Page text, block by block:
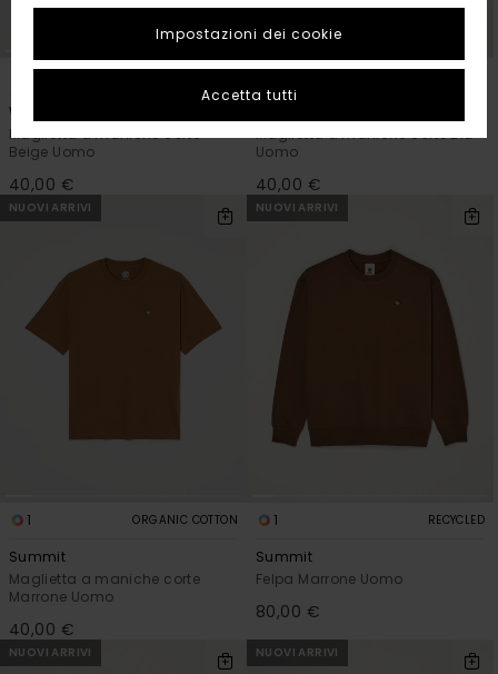
Watching
Maglietta a maniche corte
Beige Uomo
40,00 €
1
Maglietta a maniche corte Blu
Uomo
40,00 €
NUOVI ARRIVI
1 ORGANIC COTTON
Summit
Maglietta a maniche corte
Marrone Uomo
40,00 €
NUOVI ARRIVI
1 RECYCLED
Summit
Felpa Marrone Uomo
80,00 €
NUOVI ARRIVI NUOVI ARRIVI
Impostazioni dei cookie
Accetta tutti